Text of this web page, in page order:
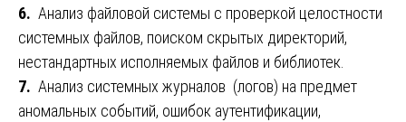
6. Анализ файловой системы с проверкой целостности
системных файлов, поиском скрытых директорий,
нестандартных исполняемых файлов и библиотек.
7. Анализ системных журналов (логов) на предмет
аномальных событий, ошибок аутентификации,